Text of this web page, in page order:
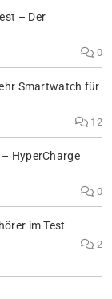
– Der
0
Smartwatch für
12
HyperCharge
0
im Test
2